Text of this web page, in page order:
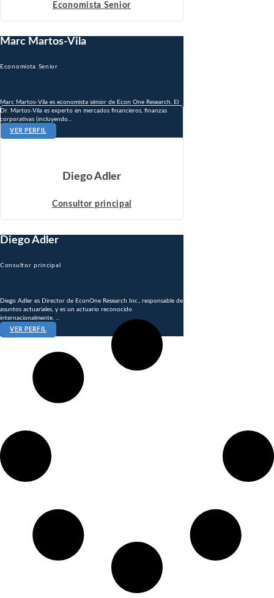
Economista Senior
Marc Martos-Vila
Economista Senior
Marc Martos-Vila es economista sénior de Econ One Research. El
Dr. Martos-Vila es experto en mercados financieros, finanzas
corporativas (incluyendo...
VER PERFIL
Diego Adler
Consultor principal
Diego Adler
Consultor principal
Diego Adler es Director de EconOne Research Inc., responsable de
asuntos actuariales, y es un actuario reconocido
internacionalmente. ...
VER PERFIL